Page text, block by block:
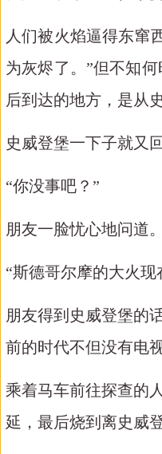
人们被火焰逼得东窜
为灰烬了。”但不知
后到达的地方，是从
史威登堡一下子就又
“你没事吧？”
朋友一脸忧心地问道
“斯德哥尔摩的大火
朋友得到史威登堡的
前的时代不但没有电
乘着马车前往探查的
延，最后烧到离史威